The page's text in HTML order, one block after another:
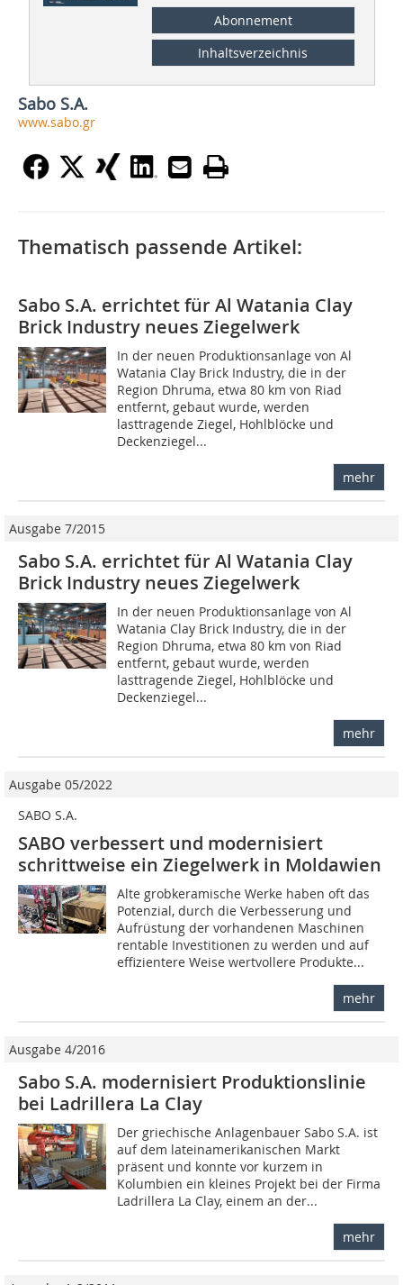
Abonnement
Inhaltsverzeichnis
Sabo S.A.
www.sabo.gr
Thematisch passende Artikel:
Sabo S.A. errichtet für Al Watania Clay
Brick Industry neues Ziegelwerk
In der neuen Produktionsanlage von Al
Watania Clay Brick Industry, die in der
Region Dhruma, etwa 80 km von Riad
entfernt, gebaut wurde, werden
lasttragende Ziegel, Hohlblöcke und
Deckenziegel...
mehr
Ausgabe 7/2015
Sabo S.A. errichtet für Al Watania Clay
Brick Industry neues Ziegelwerk
In der neuen Produktionsanlage von Al
Watania Clay Brick Industry, die in der
Region Dhruma, etwa 80 km von Riad
entfernt, gebaut wurde, werden
lasttragende Ziegel, Hohlblöcke und
Deckenziegel...
mehr
Ausgabe 05/2022
SABO S.A.
SABO verbessert und modernisiert
schrittweise ein Ziegelwerk in Moldawien
Alte grobkeramische Werke haben oft das
Potenzial, durch die Verbesserung und
Aufrüstung der vorhandenen Maschinen
rentable Investitionen zu werden und auf
effizientere Weise wertvollere Produkte...
mehr
Ausgabe 4/2016
Sabo S.A. modernisiert Produktionslinie
bei Ladrillera La Clay
Der griechische Anlagenbauer Sabo S.A. ist
auf dem lateinamerikanischen Markt
präsent und konnte vor kurzem in
Kolumbien ein kleines Projekt bei der Firma
Ladrillera La Clay, einem an der...
mehr